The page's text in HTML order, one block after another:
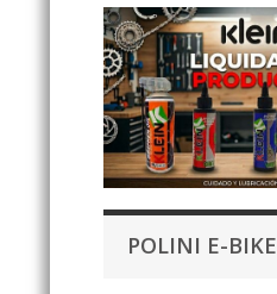
POLINI E-BIKE